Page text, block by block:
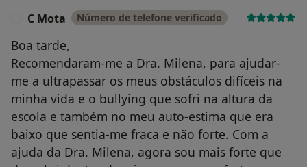
C Mota Número de telefone verificado
Boa tarde,
Recomendaram-me a Dra. Milena, para ajudar-
me a ultrapassar os meus obstáculos difíceis na
minha vida e o bullying que sofri na altura da
escola e também no meu auto-estima que era
baixo que sentia-me fraca e não forte. Com a
ajuda da Dra. Milena, agora sou mais forte que